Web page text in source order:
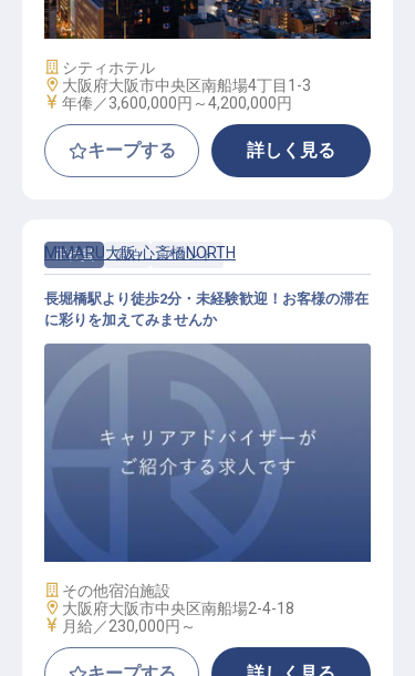
施設業態
シティホテル
勤務地
大阪府大阪市中央区南船場4丁目1-3
給与
年俸／3,600,000円～4,200,000円
キープする 詳しく見る
正社員 宿泊 フロント
フロントスタッフ
MIMARU大阪 心斎橋NORTH
長堀橋駅より徒歩2分・未経験歓迎！お客様の滞在
に彩りを加えてみませんか
施設業態
その他宿泊施設
勤務地
大阪府大阪市中央区南船場2-4-18
給与
月給／230,000円～